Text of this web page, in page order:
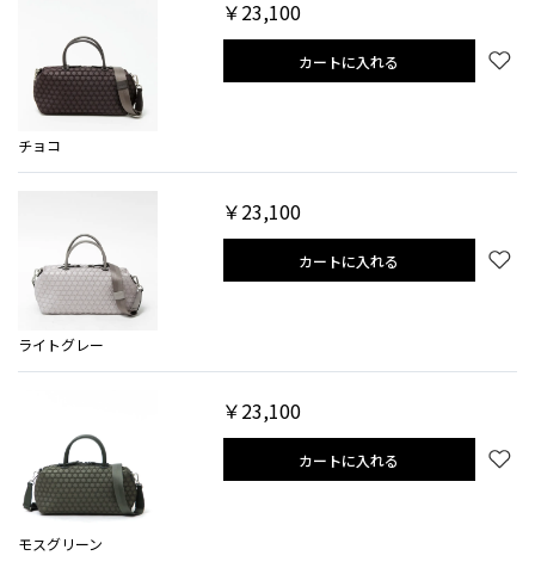
チョコ
￥23,100
カートに入れる
ライトグレー
￥23,100
カートに入れる
モスグリーン
￥23,100
カートに入れる